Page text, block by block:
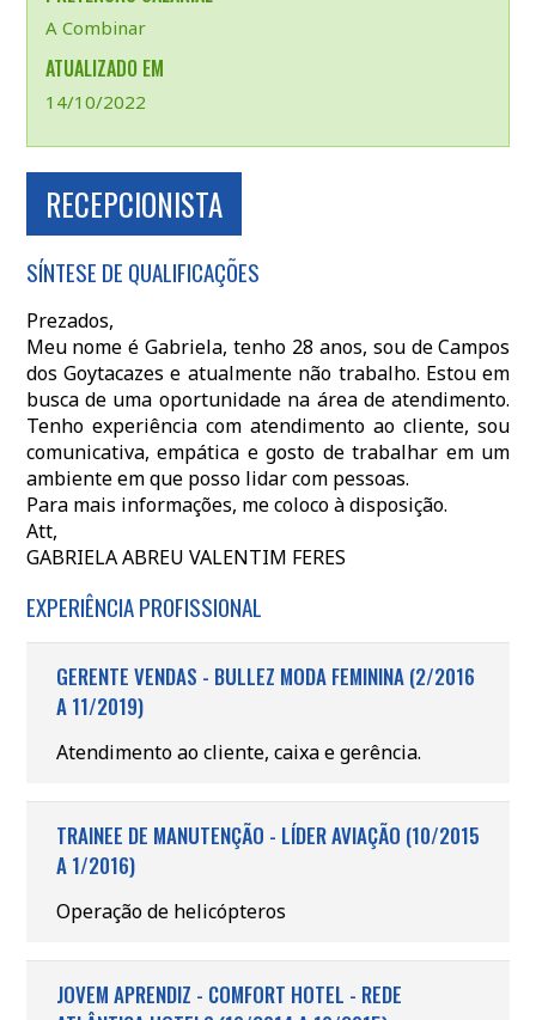
A Combinar
ATUALIZADO EM
14/10/2022
RECEPCIONISTA
SÍNTESE DE QUALIFICAÇÕES
Prezados,
Meu nome é Gabriela, tenho 28 anos, sou de Campos
dos Goytacazes e atualmente não trabalho. Estou em
busca de uma oportunidade na área de atendimento.
Tenho experiência com atendimento ao cliente, sou
comunicativa, empática e gosto de trabalhar em um
ambiente em que posso lidar com pessoas.
Para mais informações, me coloco à disposição.
Att,
GABRIELA ABREU VALENTIM FERES
EXPERIÊNCIA PROFISSIONAL
GERENTE VENDAS - BULLEZ MODA FEMININA (2/2016
A 11/2019)
Atendimento ao cliente, caixa e gerência.
TRAINEE DE MANUTENÇÃO - LÍDER AVIAÇÃO (10/2015
A 1/2016)
Operação de helicópteros
JOVEM APRENDIZ - COMFORT HOTEL - REDE